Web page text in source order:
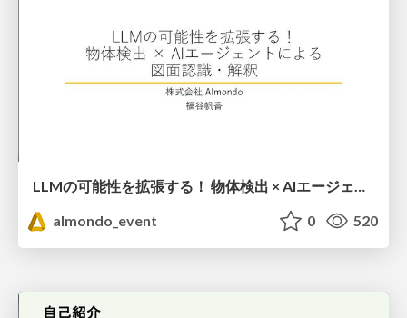
LLMの可能性を拡張する！ 物体検出 × AIエージェントによる 図面認識・解釈
almondo_event
0 520